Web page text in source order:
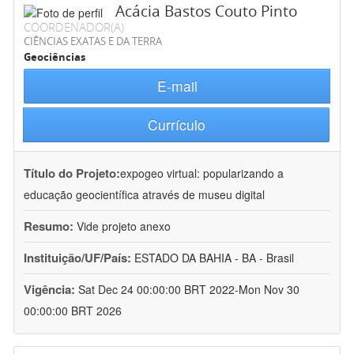
Acácia Bastos Couto Pinto
COORDENADOR(A)
CIÊNCIAS EXATAS E DA TERRA
Geociências
E-mail
Currículo
Título do Projeto:expogeo virtual: popularizando a
educação geocientífica através de museu digital
Resumo: Vide projeto anexo
Instituição/UF/País: ESTADO DA BAHIA - BA - Brasil
Vigência: Sat Dec 24 00:00:00 BRT 2022-Mon Nov 30
00:00:00 BRT 2026